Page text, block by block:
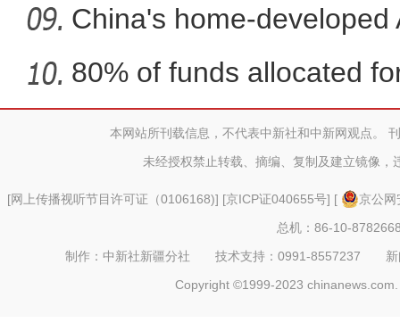
新疆兵团：朽木变工艺品
co
China's home-
80% of funds allocated
本网站所刊载信息，不代表中新社和中新网观点。
未经授权禁止转载、摘编、复制及建立镜像，
[网上传播视听节目许可证（0106168)] [京ICP证040655号] [
京公
总机：86-10-
制作：中新社新疆分社 技术支持：0991-8557237
Copyright ©1999-2023